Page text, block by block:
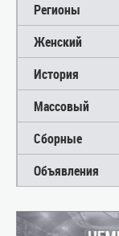
Регионы
Женский
История
Массовый
Сборные
Объявления